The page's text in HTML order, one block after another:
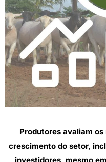
Produtores avaliam
crescimento do setor,